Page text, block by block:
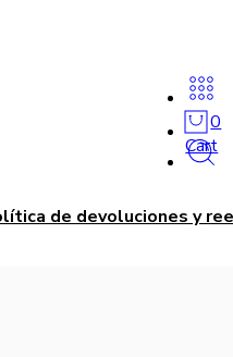
0
Cart
de devoluciones y